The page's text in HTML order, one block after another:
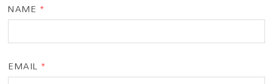
NAME *
EMAIL *